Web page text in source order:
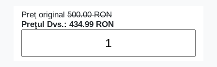
Preţ original 500.00RON
Preţul Dvs.: 434.99 RON